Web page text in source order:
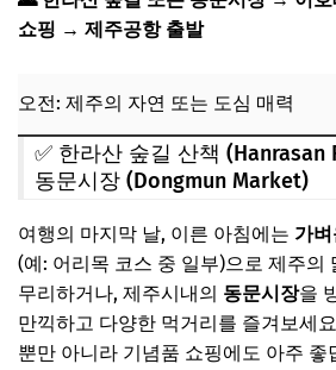
쇼핑 → 제주공항 출발
오전: 제주의 자연 또는 도심 매력
✅ 한라산 숲길 산책 (Hanrasan
동문시장 (Dongmun Market)
여행의 마지막 날, 이른 아침에는 가
(예: 어리목 코스 중 일부)으로 제주의
무리하거나, 제주시내의 동문시장을
만끽하고 다양한 먹거리를 즐겨보세
뿐만 아니라 기념품 쇼핑에도 아주 좋